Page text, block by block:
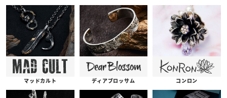
マッドカルト ディアブロッサム コンロン